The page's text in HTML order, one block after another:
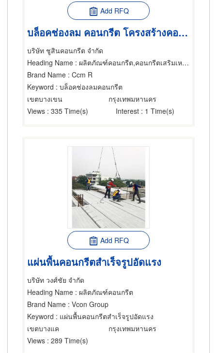
Add RFQ
บล็อคช่องลม คอนกรีต โครงสร้างคอนกรีตสำเร็จรูป
บริษัท ชูสินคอนกรีต จำกัด
Heading Name : ผลิตภัณฑ์คอนกรีต,คอนกรีตเสริมเหล็ก,โครงสร้างสำเร็จรูป
Brand Name : Ccm R
Keyword : บล็อคช่องลมคอนกรีต
เขตบางเขน
กรุงเทพมหานคร
Views : 335 Time(s) Interest : 1 Time(s)
Add RFQ
แผ่นพื้นคอนกรีตสำเร็จรูปอัดแรง
บริษัท วงศ์ชัย จำกัด
Heading Name : ผลิตภัณฑ์คอนกรีต
Brand Name : Vcon Group
Keyword : แผ่นพื้นคอนกรีตสำเร็จรูปอัดแรง
เขตบางแค
กรุงเทพมหานคร
Views : 289 Time(s)